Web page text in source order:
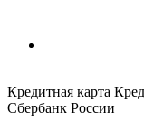
Кредитная карта
Сбербанк России